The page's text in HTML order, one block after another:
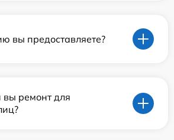
вы предоставляете?
вы ремонт для